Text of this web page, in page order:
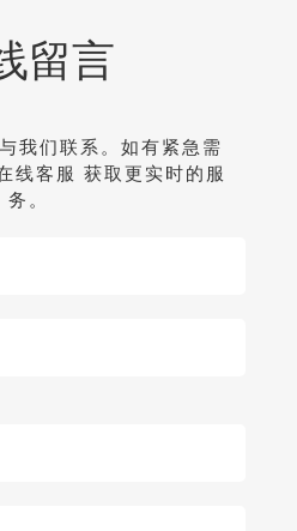
留言
我们联系。如有紧急需
线客服 获取更实时的服
务。